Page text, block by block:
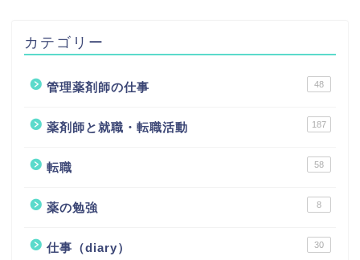
カテゴリー
管理薬剤師の仕事 48
薬剤師と就職・転職活動 187
転職 58
薬の勉強 8
仕事（diary） 30